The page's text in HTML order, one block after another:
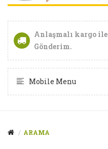
Anlaşmalı kargo ile
Gönderim.
Mobile Menu
ARAMA